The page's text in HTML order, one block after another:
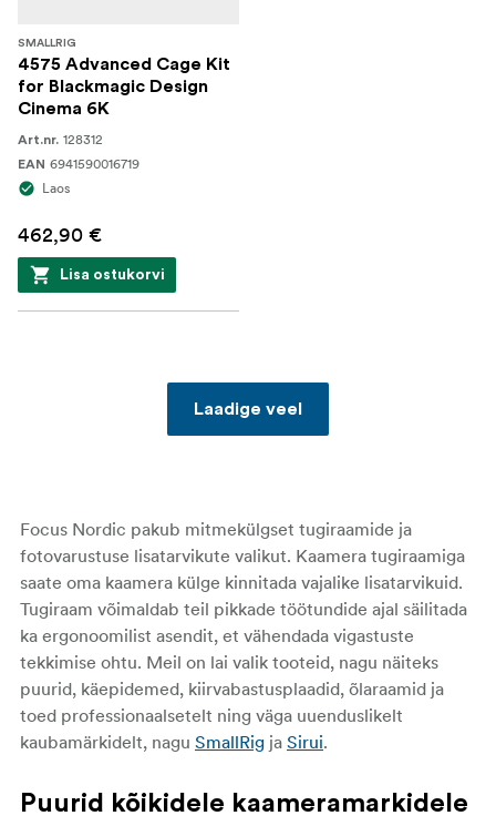
SMALLRIG
4575 Advanced Cage Kit
for Blackmagic Design
Cinema 6K
Art.nr. 128312
EAN 6941590016719
Laos
462,90 €
Lisa ostukorvi
Laadige veel
Focus Nordic pakub mitmekülgset tugiraamide ja
fotovarustuse lisatarvikute valikut. Kaamera tugiraamiga
saate oma kaamera külge kinnitada vajalike lisatarvikuid.
Tugiraam võimaldab teil pikkade töötundide ajal säilitada
ka ergonoomilist asendit, et vähendada vigastuste
tekkimise ohtu. Meil on lai valik tooteid, nagu näiteks
puurid, käepidemed, kiirvabastusplaadid, õlaraamid ja
toed professionaalsetelt ning väga uuenduslikelt
kaubamärkidelt, nagu SmallRig ja Sirui.
Puurid kõikidele kaameramarkidele